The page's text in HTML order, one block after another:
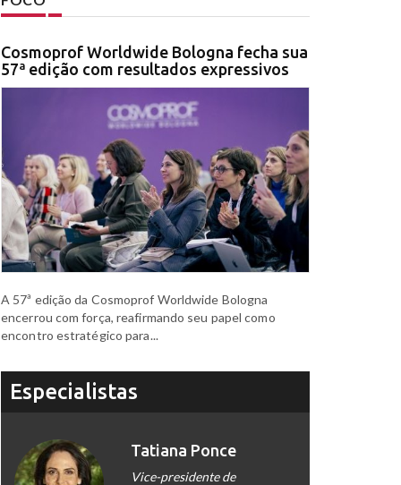
Cosmoprof Worldwide Bologna fecha sua
57ª edição com resultados expressivos
A 57ª edição da Cosmoprof Worldwide Bologna
encerrou com força, reafirmando seu papel como
encontro estratégico para...
Especialistas
Tatiana Ponce
Vice-presidente de